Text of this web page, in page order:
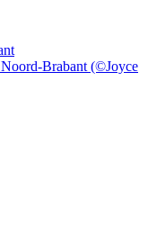
Brabant (©Joyce